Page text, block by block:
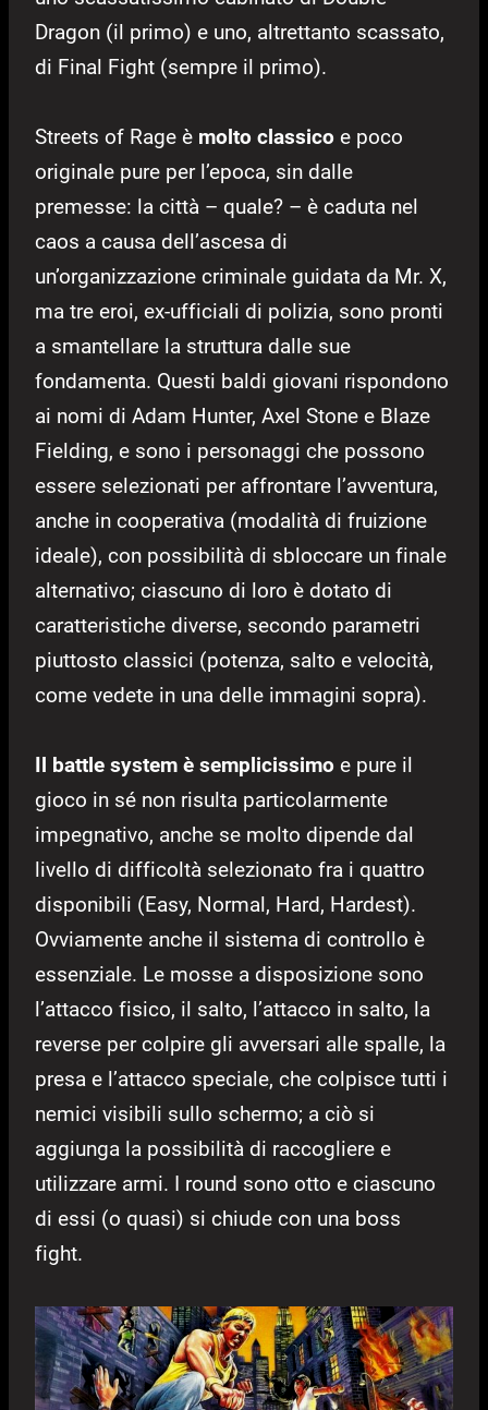
Dragon (il primo) e uno, altrettanto scassato,
di Final Fight (sempre il primo).
Streets of Rage è molto classico e poco
originale pure per l’epoca, sin dalle
premesse: la città – quale? – è caduta nel
caos a causa dell’ascesa di
un’organizzazione criminale guidata da Mr. X,
ma tre eroi, ex-ufficiali di polizia, sono pronti
a smantellare la struttura dalle sue
fondamenta. Questi baldi giovani rispondono
ai nomi di Adam Hunter, Axel Stone e Blaze
Fielding, e sono i personaggi che possono
essere selezionati per affrontare l’avventura,
anche in cooperativa (modalità di fruizione
ideale), con possibilità di sbloccare un finale
alternativo; ciascuno di loro è dotato di
caratteristiche diverse, secondo parametri
piuttosto classici (potenza, salto e velocità,
come vedete in una delle immagini sopra).
Il battle system è semplicissimo e pure il
gioco in sé non risulta particolarmente
impegnativo, anche se molto dipende dal
livello di difficoltà selezionato fra i quattro
disponibili (Easy, Normal, Hard, Hardest).
Ovviamente anche il sistema di controllo è
essenziale. Le mosse a disposizione sono
l’attacco fisico, il salto, l’attacco in salto, la
reverse per colpire gli avversari alle spalle, la
presa e l’attacco speciale, che colpisce tutti i
nemici visibili sullo schermo; a ciò si
aggiunga la possibilità di raccogliere e
utilizzare armi. I round sono otto e ciascuno
di essi (o quasi) si chiude con una boss
fight.